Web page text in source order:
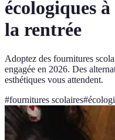
écologiques
la rentrée
Adoptez des fournitures
engagée en 2026. Des
esthétiques vous attendent.
#fournitures scolaires#